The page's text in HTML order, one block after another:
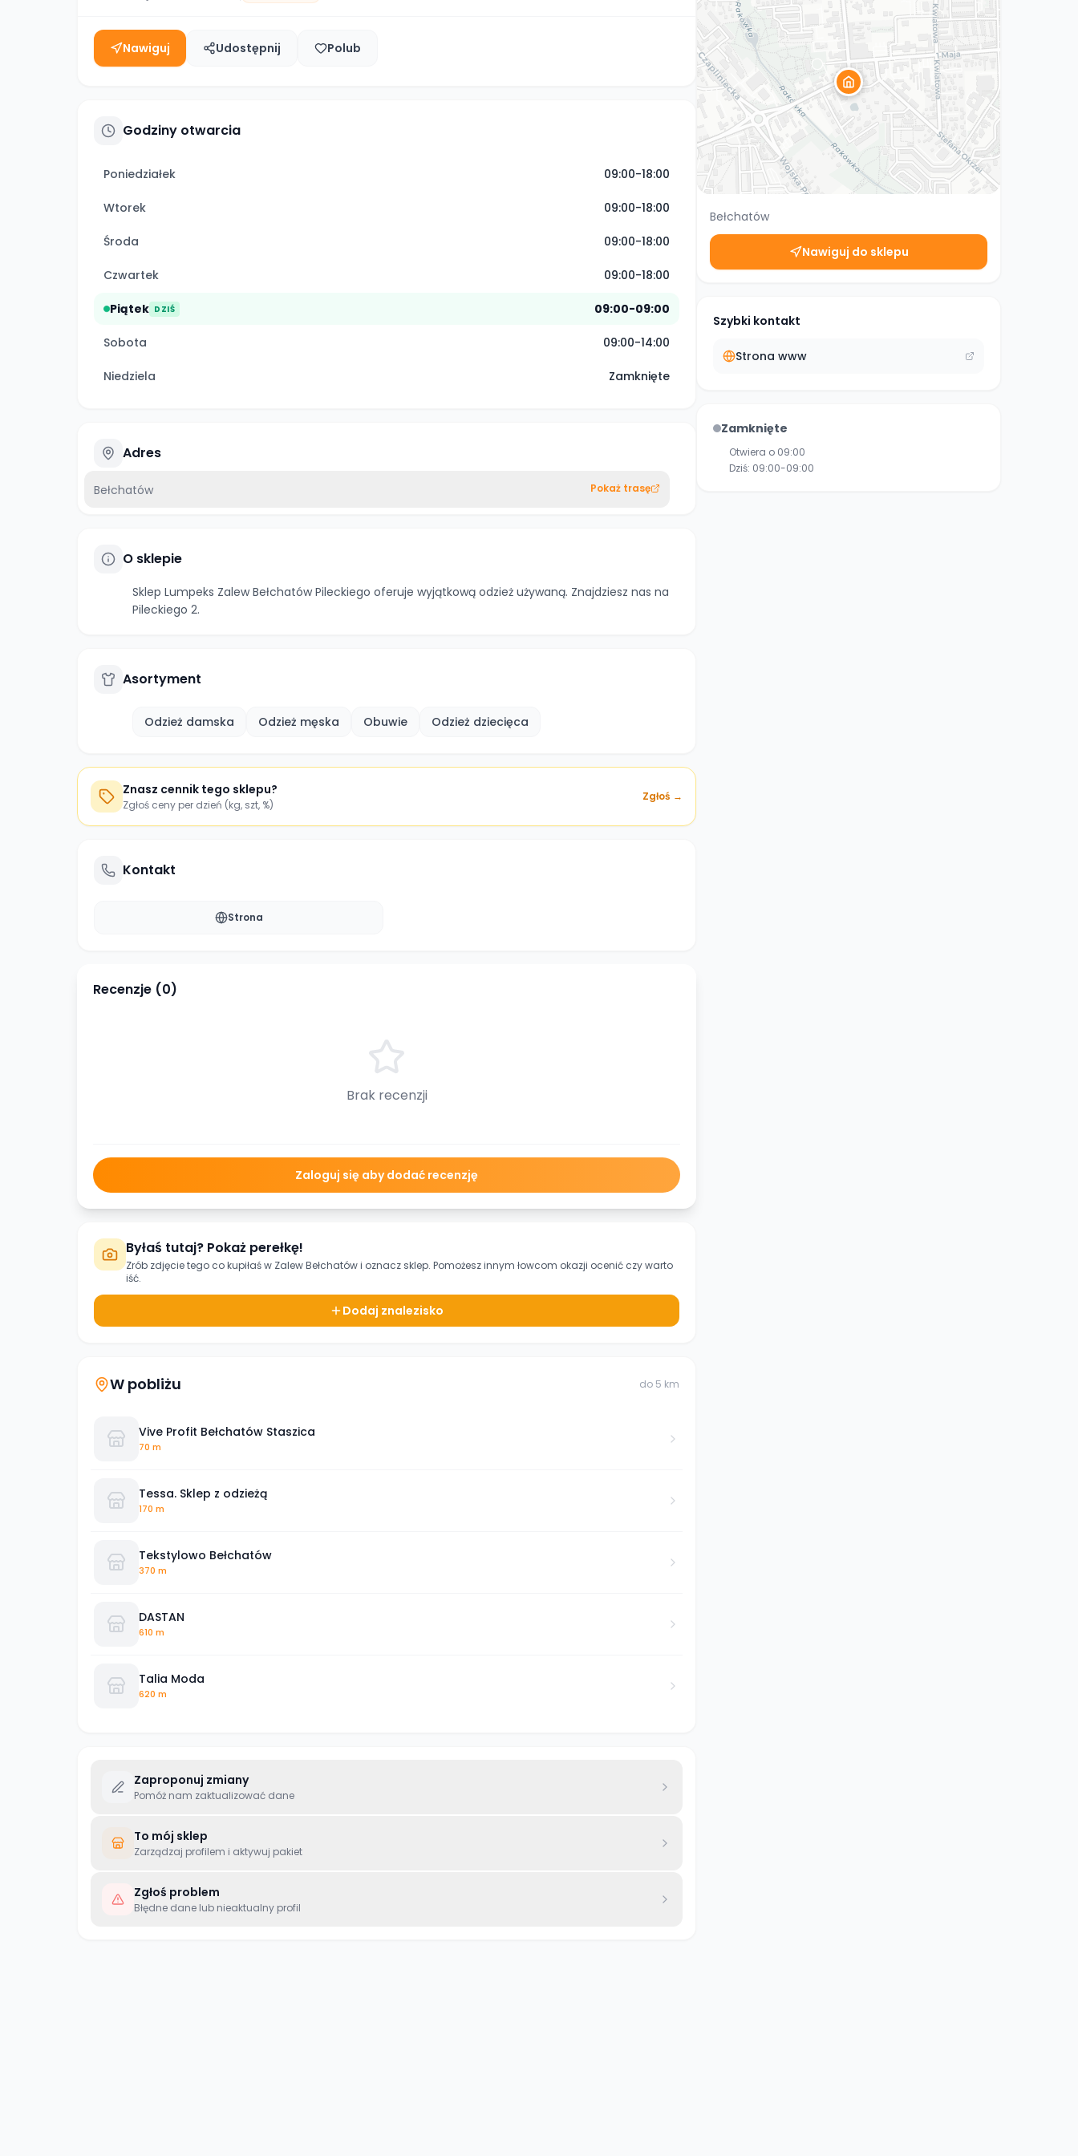
Nawiguj Udostępnij Polub
Godziny otwarcia
Poniedziałek 09:00-18:00
Wtorek 09:00-18:00
Środa 09:00-18:00
Czwartek 09:00-18:00
Piątek DZIŚ 09:00-09:00
Sobota 09:00-14:00
Niedziela Zamknięte
Adres
Bełchatów Pokaż trasę
O sklepie
Sklep Lumpeks Zalew Bełchatów Pileckiego oferuje wyjątkową odzież używaną. Znajdziesz nas na
Pileckiego 2.
Asortyment
Odzież damska Odzież męska Obuwie Odzież dziecięca
Znasz cennik tego sklepu?
Zgłoś ceny per dzień (kg, szt, %)
Zgłoś →
Kontakt
Strona
Recenzje (0)
Brak recenzji
Zaloguj się aby dodać recenzję
Byłaś tutaj? Pokaż perełkę!
Zrób zdjęcie tego co kupiłaś w Zalew Bełchatówi oznacz sklep. Pomożesz innym łowcom okazji ocenić czy warto
iść.
Dodaj znalezisko
W pobliżu do 5 km
Vive Profit Bełchatów Staszica
70 m
Tessa. Sklep z odzieżą
170 m
Tekstylowo Bełchatów
370 m
DASTAN
610 m
Talia Moda
620 m
Zaproponuj zmiany
Pomóż nam zaktualizować dane
To mój sklep
Zarządzaj profilem i aktywuj pakiet
Zgłoś problem
Błędne dane lub nieaktualny profil
Bełchatów
Nawiguj do sklepu
Szybki kontakt
Strona www
Zamknięte
Otwiera o 09:00
Dziś: 09:00-09:00